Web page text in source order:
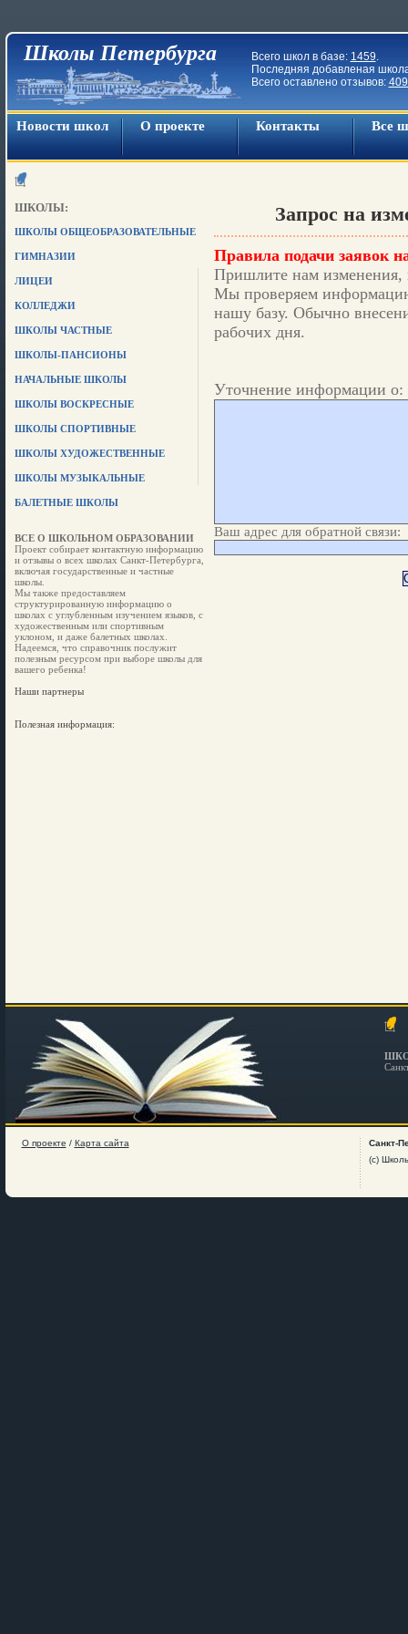
Школы Петербурга Всего школ в базе: 1459.
Последняя добавленая
Всего оставлено отзывов:
Новости школ О проекте Контакты Все
ШКОЛЫ:
ШКОЛЫ ОБЩЕОБРАЗОВАТЕЛЬНЫЕ
ГИМНАЗИИ
ЛИЦЕИ
КОЛЛЕДЖИ
ШКОЛЫ ЧАСТНЫЕ
ШКОЛЫ-ПАНСИОНЫ
НАЧАЛЬНЫЕ ШКОЛЫ
ШКОЛЫ ВОСКРЕСНЫЕ
ШКОЛЫ СПОРТИВНЫЕ
ШКОЛЫ ХУДОЖЕСТВЕННЫЕ
ШКОЛЫ МУЗЫКАЛЬНЫЕ
БАЛЕТНЫЕ ШКОЛЫ
ВСЕ О ШКОЛЬНОМ ОБРАЗОВАНИИ
Проект собирает контактную информацию
и отзывы о всех школах Санкт-Петербурга,
включая государственные и частные
школы.
Мы также предоставляем
структурированную информацию о
школах с углубленным изучением языков, с
художественным или спортивным
уклоном, и даже балетных школах.
Надеемся, что справочник послужит
полезным ресурсом при выборе школы для
вашего ребенка!
Наши партнеры
Полезная информация:
Запрос на
Правила подачи заявок
Пришлите нам изменения,
Мы проверяем
нашу базу. Обычно
рабочих дня.
Уточнение информации о:
Ваш адрес для обратной связи:
О проекте / Карта сайта
Санкт-
(c)